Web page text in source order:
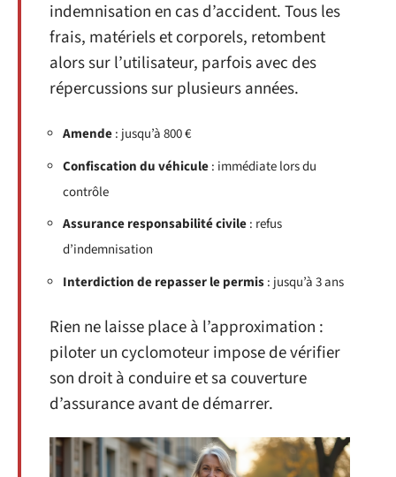
indemnisation en cas d’accident. Tous les
frais, matériels et corporels, retombent
alors sur l’utilisateur, parfois avec des
répercussions sur plusieurs années.
Amende: jusqu’à 800 €
Confiscation du véhicule: immédiate lors du
contrôle
Assurance responsabilité civile: refus
d’indemnisation
Interdiction de repasser le permis: jusqu’à 3 ans
Rien ne laisse place à l’approximation :
piloter un cyclomoteur impose de vérifier
son droit à conduire et sa couverture
d’assurance avant de démarrer.